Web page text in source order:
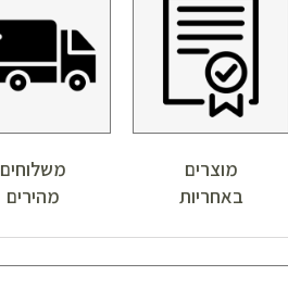
מוצרים
באחריות
משלוחים
מהירים